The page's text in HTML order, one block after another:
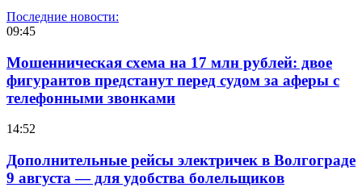
Последние новости:
09:45
Мошенническая схема на 17 млн рублей: двое
фигурантов предстанут перед судом за аферы с
телефонными звонками
14:52
Дополнительные рейсы электричек в Волгограде
9 августа — для удобства болельщиков